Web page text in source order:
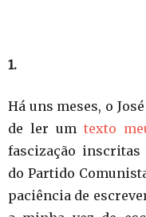
1.
Há uns meses, o
de ler um texto
fascização
do Partido
paciência de